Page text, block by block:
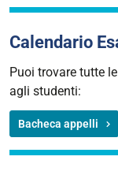
Calendario
Puoi trovare tutte
agli studenti:
Bacheca appelli